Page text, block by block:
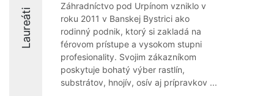
Laureáti
Záhradníctvo pod Urpínom vzniklo v
roku 2011 v Banskej Bystrici ako
rodinný podnik, ktorý si zakladá na
férovom prístupe a vysokom stupni
profesionality. Svojim zákazníkom
poskytuje bohatý výber rastlín,
substrátov, hnojív, osív aj prípravkov ...